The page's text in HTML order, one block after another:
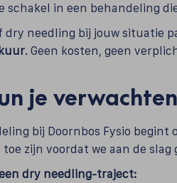
schakel in een behandeling
dry needling bij jouw situatie
. Geen kosten, geen
je
bij Doornbos Fysio begint
toe zijn voordat we aan de slag
dry needling-traject: